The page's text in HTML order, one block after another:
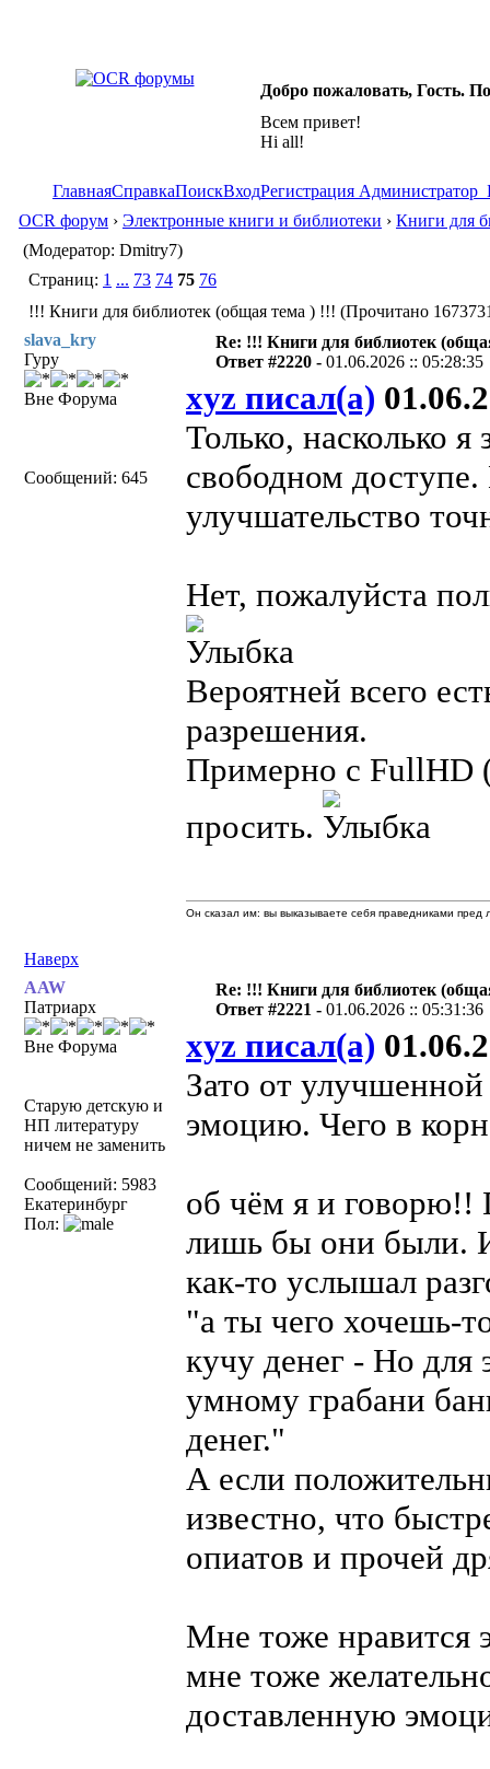
Добро пожаловать, Гость.
Всем привет!
Hi all!
ГлавнаяСправкаПоискВходРегистрация Администратор
OCR форум › Электронные книги и библиотеки › Книги для
(Модератор: Dmitry7)
Страниц: 1 ... 73 74 75 76
!!! Книги для библиотек (общая тема ) !!! (Прочитано
slava_kry
Гуру
Вне Форума
Сообщений: 645
Re: !!! Книги для библиотек
Ответ #2220 -01.06.2026 :: 05:28:35
xyz писал(а)
Только, насколько
свободном доступе.
улучшательство
Нет, пожалуйста
Вероятней всего
разрешения.
Примерно с FullHD
просить.
Наверх
Он сказал им: вы выказываете себя праведниками
AAW
Патриарх
Вне Форума
Старую детскую и
НП литературу
ничем не заменить
Сообщений: 5983
Екатеринбург
Пол:
Re: !!! Книги для библиотек
Ответ #2221 -01.06.2026 :: 05:31:36
xyz писал(а)
Зато от
эмоцию. Чего в
об чём я и говорю!!
лишь бы они были.
как-то услышал
"а ты чего хочешь-
кучу денег - Но для
умному грабани
денег."
А если
известно, что
опиатов и прочей
Мне тоже нравится
мне тоже
доставленную